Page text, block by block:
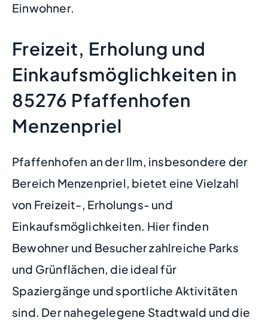
Einwohner.
Freizeit, Erholung und
Einkaufsmöglichkeiten in
85276 Pfaffenhofen
Menzenpriel
Pfaffenhofen an der Ilm, insbesondere der
Bereich Menzenpriel, bietet eine Vielzahl
von Freizeit-, Erholungs- und
Einkaufsmöglichkeiten. Hier finden
Bewohner und Besucher zahlreiche Parks
und Grünflächen, die ideal für
Spaziergänge und sportliche Aktivitäten
sind. Der nahegelegene Stadtwald und die